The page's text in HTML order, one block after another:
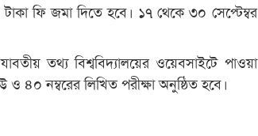
ফি জমা দিতে হবে। ১৭ থেকে ৩০ সেপ্টেম্বর
তথ্য বিশ্ববিদ্যালয়ের ওয়েবসাইটে পাওয়া
ও ৪০ নম্বরের লিখিত পরীক্ষা অনুষ্ঠিত হবে।